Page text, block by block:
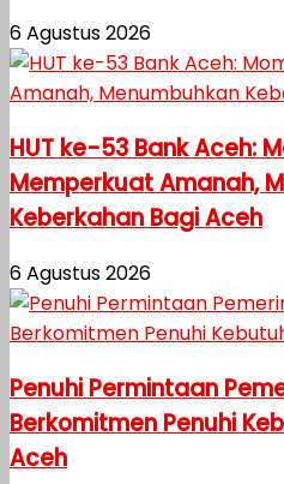
6 Agustus 2026
HUT ke-53 Bank Aceh:
Memperkuat Amanah,
Keberkahan Bagi Aceh
6 Agustus 2026
Penuhi Permintaan
Berkomitmen Penuhi
Aceh